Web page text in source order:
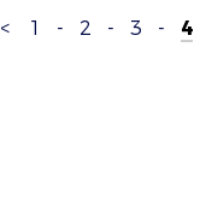
< 1 - 2 - 3 - 4